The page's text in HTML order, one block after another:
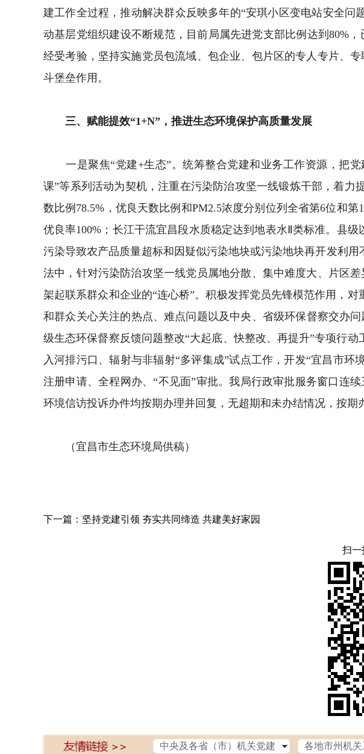
建工作全过程，推动解决群众反映多年的“安琪小区变电站安全
动基层党组织建设不断规范，目前局属先进党支部比例达到80%
经受考验，坚持实施党员包流域、包企业、包片区的专人专片、
斗堡垒作用。
三、赋能提效“1+N”，推进生态环境保护高质量发展
一是聚焦“党建+生态”。统筹整合党建和业务工作资源，把党
课”等系列活动为契机，注重在污染防治攻坚一线锻炼干部，着
数比例78.5%，优良天数比例和PM2.5浓度分别位列全省第6位和
优良率100%；长江干流宜昌段水质稳定达到地表水Ⅱ类标准。县
污染导致农产品质量超标和因疑似污染地块或污染地块再开发利
法中，针对污染防治攻坚一线党员属地分散、集中难度大、片区
架起联系群众和企业的“连心桥”。积极发挥党员先锋模范作用，
和群众关心关注的热点、难点问题以及中央、省级环保督察交办
级生态环保督察反馈问题整改“大起底、快整改、再提升”专项行
入河排污口、辐射与非辐射“多评集成”试点工作，开发“宜昌市
注册申请、全程网办、“不见面”审批。我局行政审批服务窗口连
环境信访投诉办件均按期办理并回复，无超期和未办结情况，按期
（宜昌市生态环境局供稿）
下一篇：坚持党建引领 夯实共同缔造 共建美好家园
扫一